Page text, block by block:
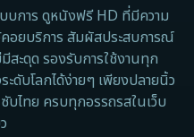
สารคดี
สารคดี
าม่า
บการ ดูหนังฟรี HD ที่มีความ
คอยบริการ สัมผัสประสบการณ์
สะดุด รองรับการใช้งานทุก
ดับโลกได้ง่ายๆ เพียงปลายนิ้ว
บไทย ครบทุกอรรถรสในเว็บ